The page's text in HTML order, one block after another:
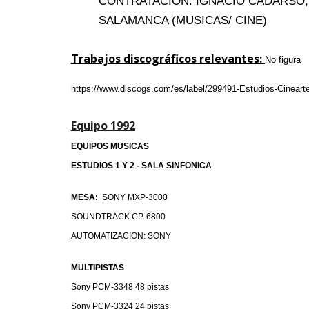
SALAMANCA (MUSICAS/ CINE)
Trabajos discográficos relevantes: No figura
https://www.discogs.com/es/label/299491-Estudios-
Equipo 1992
EQUIPOS MUSICAS
ESTUDIOS 1 Y 2 - SALA SINFONICA
MESA: SONY MXP-3000
SOUNDTRACK CP-6800
AUTOMATIZACION: SONY
MULTIPISTAS
Sony PCM-3348 48 pistas
Sony PCM-3324 24 pistas